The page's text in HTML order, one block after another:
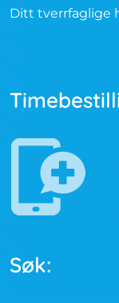
Ditt tverrfaglige
Søk: